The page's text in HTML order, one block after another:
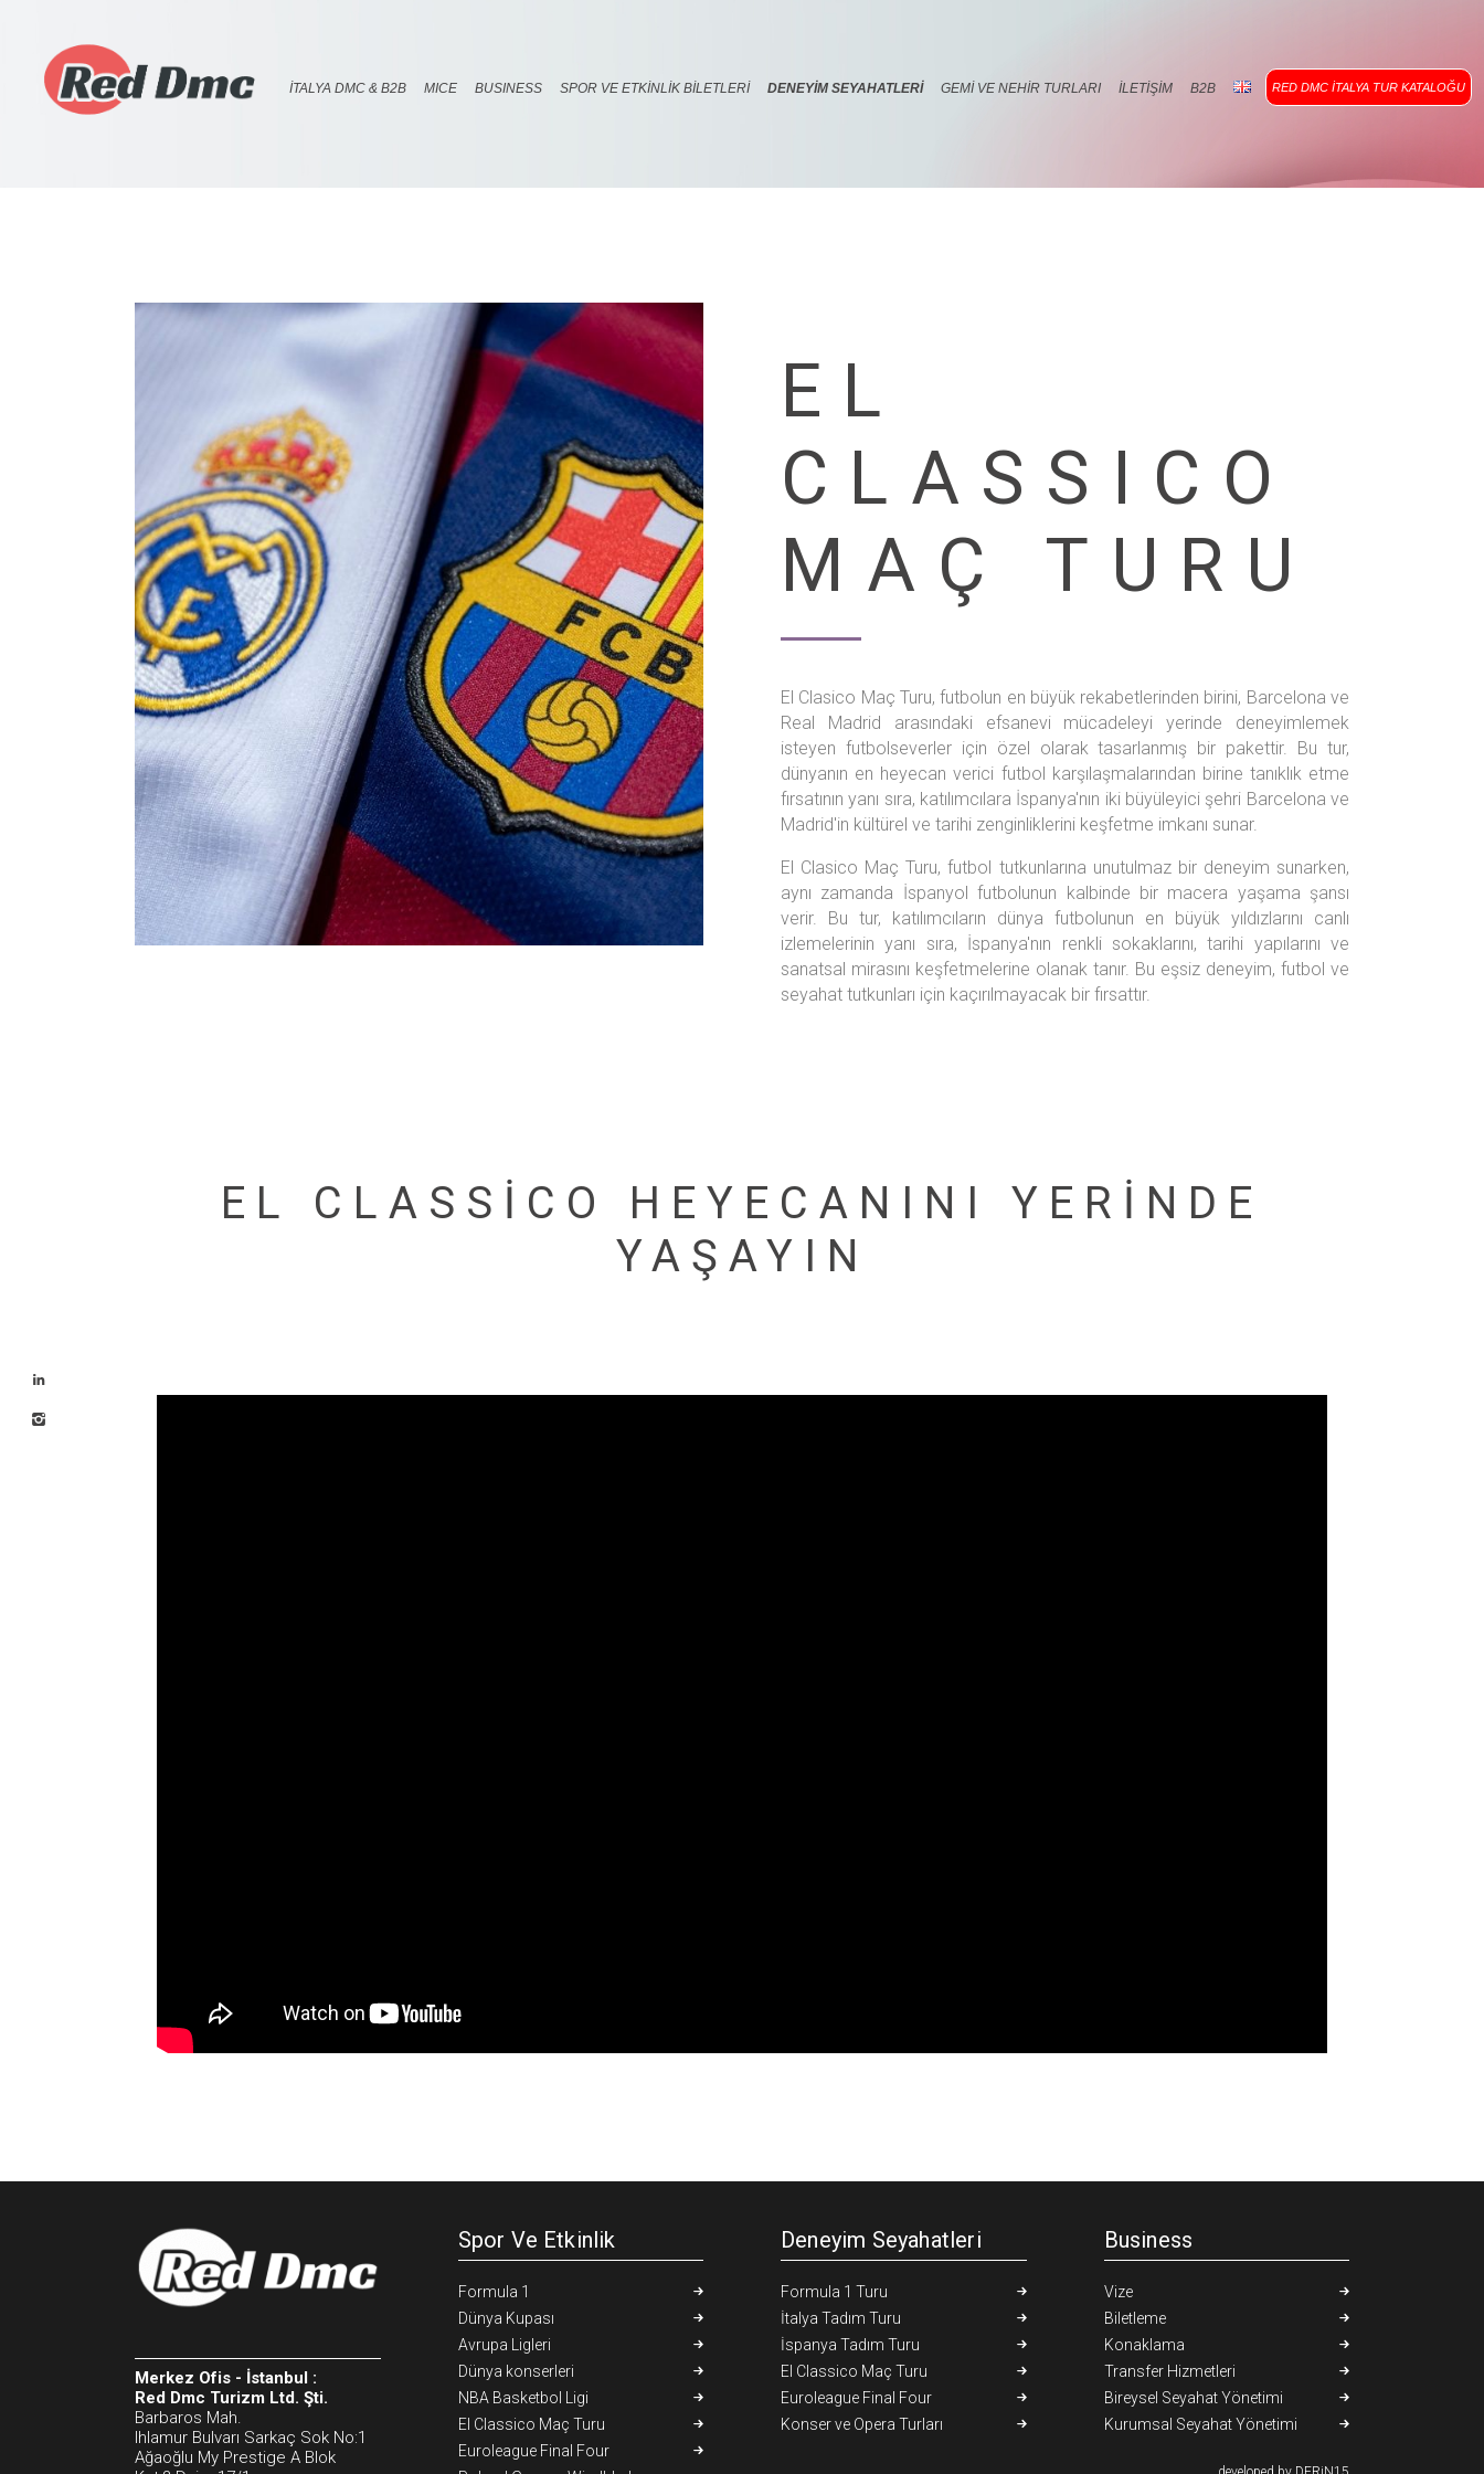
İTALYA DMC & B2B MICE BUSINESS SPOR VE ETKINLIK BILETLERI DENEYIM SEYAHATLERI GEMI VE NEHIR TURLARI İLETIŞIM B2B RED DMC İTALYA TUR KATALOĞU
EL
CLASSICO
MAÇ TURU
El Clasico Maç Turu, futbolun en büyük rekabetlerinden birini, Barcelona ve
Real Madrid arasındaki efsanevi mücadeleyi yerinde deneyimlemek
isteyen futbolseverler için özel olarak tasarlanmış bir pakettir. Bu tur,
dünyanın en heyecan verici futbol karşılaşmalarından birine tanıklık etme
fırsatının yanı sıra, katılımcılara İspanya'nın iki büyüleyici şehri Barcelona ve
Madrid'in kültürel ve tarihi zenginliklerini keşfetme imkanı sunar.
El Clasico Maç Turu, futbol tutkunlarına unutulmaz bir deneyim sunarken,
aynı zamanda İspanyol futbolunun kalbinde bir macera yaşama şansı
verir. Bu tur, katılımcıların dünya futbolunun en büyük yıldızlarını canlı
izlemelerinin yanı sıra, İspanya'nın renkli sokaklarını, tarihi yapılarını ve
sanatsal mirasını keşfetmelerine olanak tanır. Bu eşsiz deneyim, futbol ve
seyahat tutkunları için kaçırılmayacak bir fırsattır.
EL CLASSICO HEYECANINI YERİNDE
YAŞAYIN
Merkez Ofis - İstanbul :
Red Dmc Turizm Ltd. Şti.
Barbaros Mah.
Ihlamur Bulvarı Sarkaç Sok No:1
Ağaoğlu My Prestige A Blok
Spor Ve Etkinlik
Formula 1
Dünya Kupası
Avrupa Ligleri
Dünya konserleri
NBA Basketbol Ligi
El Classico Maç Turu
Euroleague Final Four
Deneyim Seyahatleri
Formula 1 Turu
İtalya Tadım Turu
İspanya Tadım Turu
El Classico Maç Turu
Euroleague Final Four
Konser ve Opera Turları
Business
Vize
Biletleme
Konaklama
Transfer Hizmetleri
Bireysel Seyahat Yönetimi
Kurumsal Seyahat Yönetimi